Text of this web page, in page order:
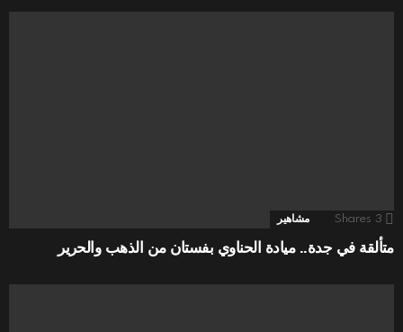
3
Shares مشاهير
متألقة في جدة.. ميادة الحناوي بفستان من الذهب والحرير